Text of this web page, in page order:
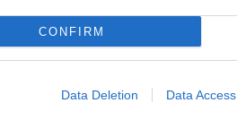
CONFIRM
Data Deletion Data Access